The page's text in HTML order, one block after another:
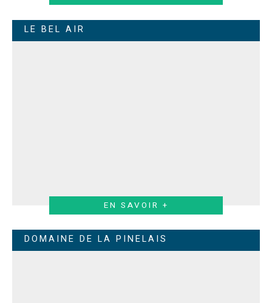
LE BEL AIR
EN SAVOIR +
DOMAINE DE LA PINELAIS